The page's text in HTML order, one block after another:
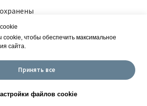
М. | ИНН 252150166126
ОКВЭД 01.19.2
информация носит
и не является
чтобы обеспечить максимальное
сайта.
Принять все
файлов cookie